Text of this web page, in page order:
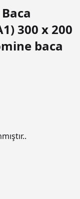
300 x 200
baca